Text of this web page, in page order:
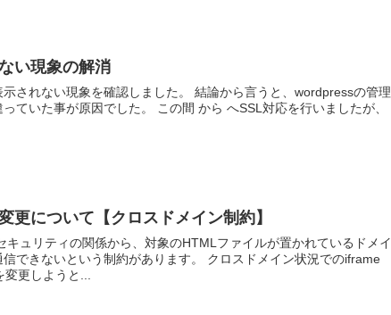
い現象の解消
されない現象を確認しました。 結論から言うと、wordpressの管理
ていた事が原因でした。 この間 から へSSL対応を行いましたが、
更について【クロスドメイン制約】
キュリティの関係から、対象のHTMLファイルが置かれているドメイ
できないという制約があります。 クロスドメイン状況でのiframe
更しようと...